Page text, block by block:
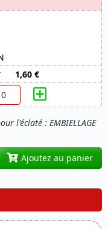
l'éclaté : EMBIELLAGE
1,60 €
Ajoutez au panier